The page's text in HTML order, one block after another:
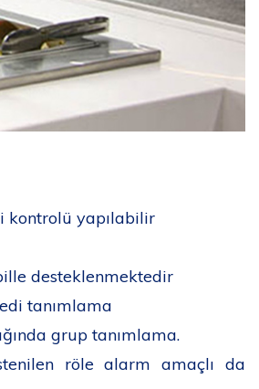
kontrolü yapılabilir
desteklenmektedir
tanımlama
grup tanımlama.
röle alarm amaçlı da